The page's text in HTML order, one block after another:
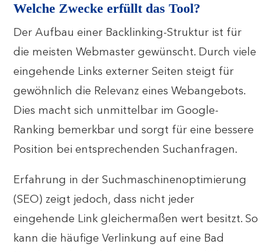
Welche Zwecke erfüllt das Tool?
Der Aufbau einer Backlinking-Struktur ist für
die meisten Webmaster gewünscht. Durch viele
eingehende Links externer Seiten steigt für
gewöhnlich die Relevanz eines Webangebots.
Dies macht sich unmittelbar im Google-
Ranking bemerkbar und sorgt für eine bessere
Position bei entsprechenden Suchanfragen.
Erfahrung in der Suchmaschinenoptimierung
(SEO) zeigt jedoch, dass nicht jeder
eingehende Link gleichermaßen wert besitzt. So
kann die häufige Verlinkung auf eine Bad